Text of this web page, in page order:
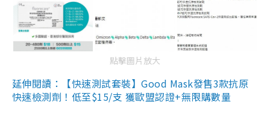
點擊圖片放大
延伸閱讀：【快速測試套裝】Good Mask發售3款抗原
快速檢測劑！低至$15/支 獲歐盟認證+無限購數量